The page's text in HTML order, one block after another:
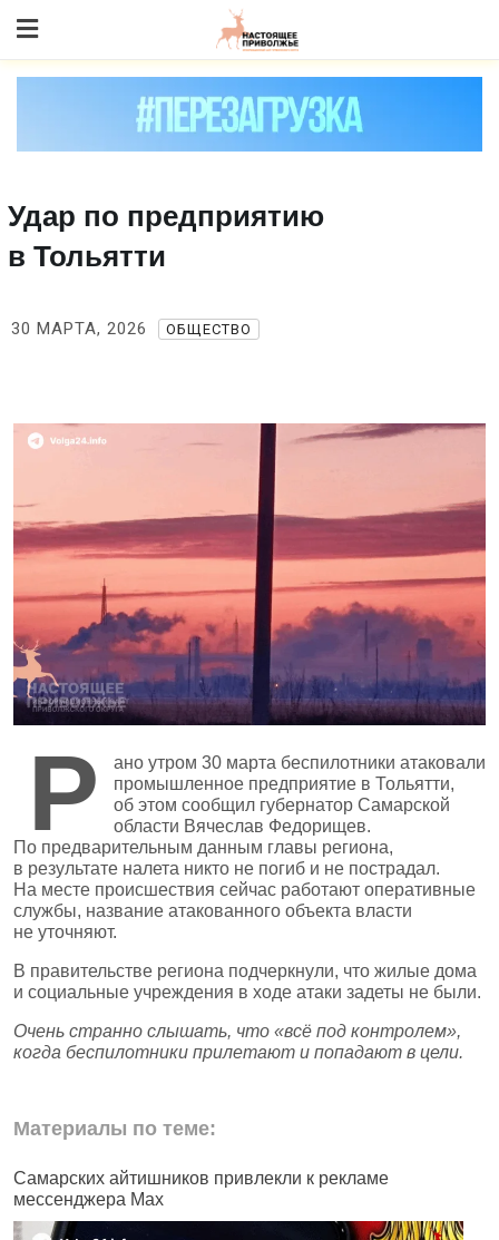
to content
Удар по предприятию
в Тольятти
30 МАРТА, 2026 ОБЩЕСТВО
Р
ано утром 30 марта беспилотники атаковали
промышленное предприятие в Тольятти,
об этом сообщил губернатор Самарской
области Вячеслав Федорищев.
По предварительным данным главы региона,
в результате налета никто не погиб и не пострадал.
На месте происшествия сейчас работают оперативные
службы, название атакованного объекта власти
не уточняют.
В правительстве региона подчеркнули, что жилые дома
и социальные учреждения в ходе атаки задеты не были.
Очень странно слышать, что «всё под контролем»,
когда беспилотники прилетают и попадают в цели.
Материалы по теме:
Самарских айтишников привлекли к рекламе
мессенджера Max